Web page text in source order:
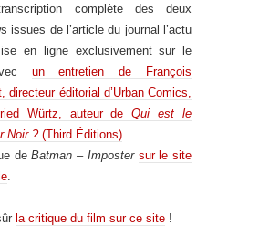
complète des deux
issues de l’article du journal l’actu
en ligne exclusivement sur le
un entretien de François
directeur éditorial d’Urban Comics,
Würtz, auteur deQui est le
Noir ?(Third Éditions)
deBatman – Imposter sur le site
la critique du film sur ce site !